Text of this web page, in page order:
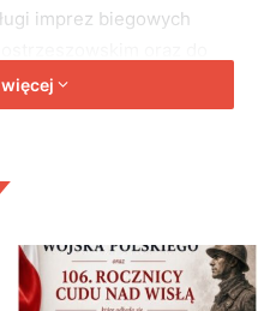
imprez biegowych
zrzeszonych w